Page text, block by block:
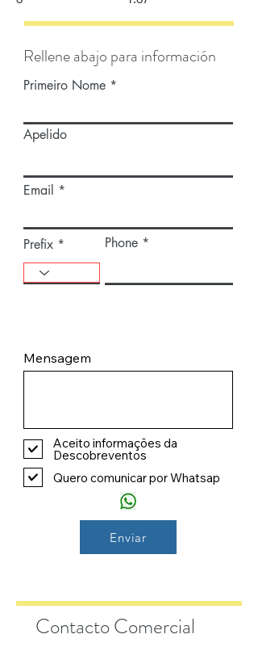
Rellene abajo para información
Primeiro Nome
Apelido
Email
Prefix Phone
Mensagem
Aceito informações da
Descobreventos
Quero comunicar por Whatsap
Enviar
Contacto Comercial